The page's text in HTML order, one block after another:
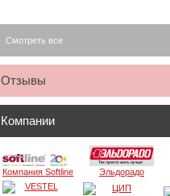
Смотреть все
Отзывы
Компании
Компания Softline Эльдорадо